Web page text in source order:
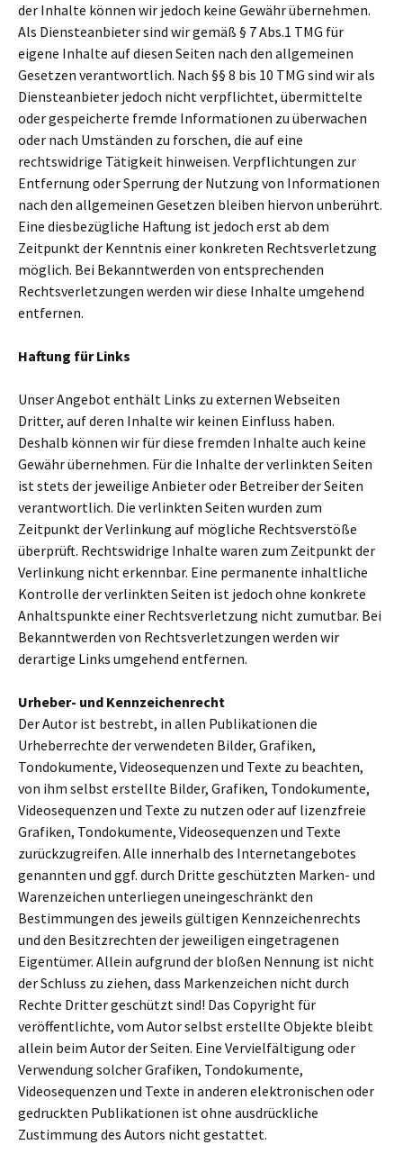
der Inhalte können wir jedoch keine Gewähr übernehmen.
Als Diensteanbieter sind wir gemäß § 7 Abs.1 TMG für
eigene Inhalte auf diesen Seiten nach den allgemeinen
Gesetzen verantwortlich. Nach §§ 8 bis 10 TMG sind wir als
Diensteanbieter jedoch nicht verpflichtet, übermittelte
oder gespeicherte fremde Informationen zu überwachen
oder nach Umständen zu forschen, die auf eine
rechtswidrige Tätigkeit hinweisen. Verpflichtungen zur
Entfernung oder Sperrung der Nutzung von Informationen
nach den allgemeinen Gesetzen bleiben hiervon unberührt.
Eine diesbezügliche Haftung ist jedoch erst ab dem
Zeitpunkt der Kenntnis einer konkreten Rechtsverletzung
möglich. Bei Bekanntwerden von entsprechenden
Rechtsverletzungen werden wir diese Inhalte umgehend
entfernen.
Haftung für Links
Unser Angebot enthält Links zu externen Webseiten
Dritter, auf deren Inhalte wir keinen Einfluss haben.
Deshalb können wir für diese fremden Inhalte auch keine
Gewähr übernehmen. Für die Inhalte der verlinkten Seiten
ist stets der jeweilige Anbieter oder Betreiber der Seiten
verantwortlich. Die verlinkten Seiten wurden zum
Zeitpunkt der Verlinkung auf mögliche Rechtsverstöße
überprüft. Rechtswidrige Inhalte waren zum Zeitpunkt der
Verlinkung nicht erkennbar. Eine permanente inhaltliche
Kontrolle der verlinkten Seiten ist jedoch ohne konkrete
Anhaltspunkte einer Rechtsverletzung nicht zumutbar. Bei
Bekanntwerden von Rechtsverletzungen werden wir
derartige Links umgehend entfernen.
Urheber- und Kennzeichenrecht
Der Autor ist bestrebt, in allen Publikationen die
Urheberrechte der verwendeten Bilder, Grafiken,
Tondokumente, Videosequenzen und Texte zu beachten,
von ihm selbst erstellte Bilder, Grafiken, Tondokumente,
Videosequenzen und Texte zu nutzen oder auf lizenzfreie
Grafiken, Tondokumente, Videosequenzen und Texte
zurückzugreifen. Alle innerhalb des Internetangebotes
genannten und ggf. durch Dritte geschützten Marken- und
Warenzeichen unterliegen uneingeschränkt den
Bestimmungen des jeweils gültigen Kennzeichenrechts
und den Besitzrechten der jeweiligen eingetragenen
Eigentümer. Allein aufgrund der bloßen Nennung ist nicht
der Schluss zu ziehen, dass Markenzeichen nicht durch
Rechte Dritter geschützt sind! Das Copyright für
veröffentlichte, vom Autor selbst erstellte Objekte bleibt
allein beim Autor der Seiten. Eine Vervielfältigung oder
Verwendung solcher Grafiken, Tondokumente,
Videosequenzen und Texte in anderen elektronischen oder
gedruckten Publikationen ist ohne ausdrückliche
Zustimmung des Autors nicht gestattet.